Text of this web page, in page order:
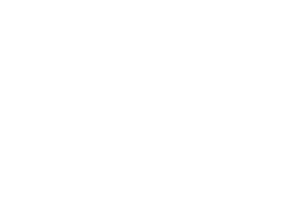
Jeep JKU 4 Door 3 Inch Sport ST3